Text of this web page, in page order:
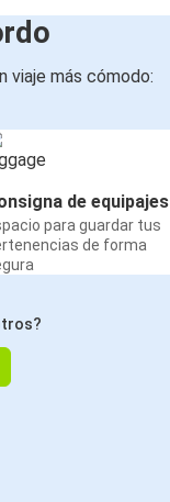
viaje más cómodo:
de equipajes
para guardar tus
de forma